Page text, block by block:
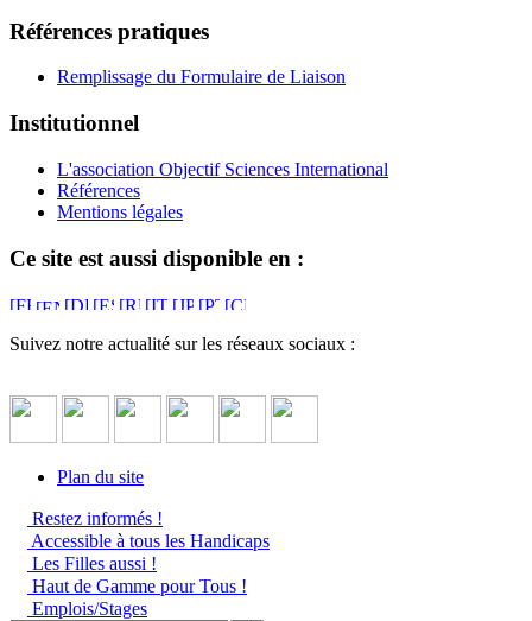
Références pratiques
Remplissage du Formulaire de Liaison
Institutionnel
L'association Objectif Sciences International
Références
Mentions légales
Ce site est aussi disponible en :
Suivez notre actualité sur les réseaux sociaux :
Plan du site
Restez informés !
Accessible à tous les Handicaps
Les Filles aussi !
Haut de Gamme pour Tous !
Emplois/Stages